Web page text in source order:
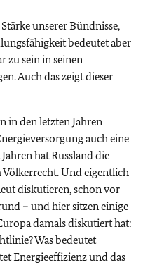
unserer Bündnisse,
bedeutet aber
zu sein in seinen
Auch das zeigt dieser
in den letzten Jahren
auch eine
hat Russland die
Und eigentlich
diskutieren, schon vor
– und hier sitzen einige
damals diskutiert hat:
Was bedeutet
Energieeffizienz und das